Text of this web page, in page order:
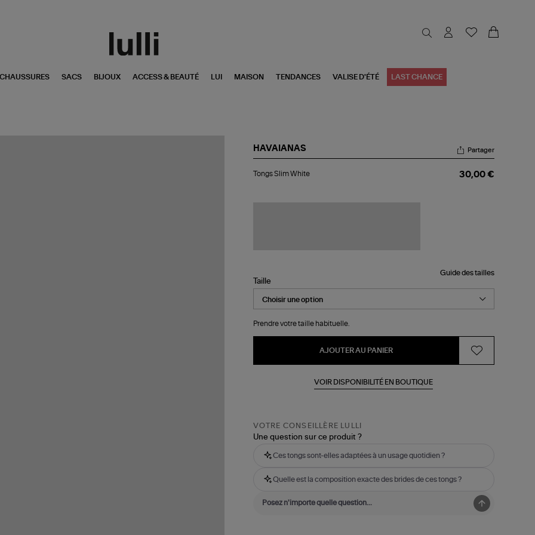
CHAUSSURES SACS BIJOUX ACCESS & BEAUTÉ LUI MAISON TENDANCES VALISE D'ÉTÉ LAST CHANCE
HAVAIANAS
Slim
Partager
Tongs Slim White 30,00 €
Guide des tailles
Taille
Prendre votre taille habituelle.
AJOUTER AU PANIER
VOIR DISPONIBILITÉ EN BOUTIQUE
VOTRE CONSEILLÈRE LULLI
Une question sur ce produit ?
Ces tongs sont-elles adaptées à un usage quotidien ?
Quelle est la composition exacte des brides de ces tongs ?